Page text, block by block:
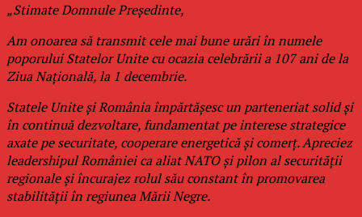
„Stimate Domnule Președinte,
Am onoarea să transmit cele mai bune urări în numele
poporului Statelor Unite cu ocazia celebrării a 107 ani de la
Ziua Națională, la 1 decembrie.
Statele Unite și România împărtășesc un parteneriat solid și
în continuă dezvoltare, fundamentat pe interese strategice
axate pe securitate, cooperare energetică și comerț. Apreciez
leadershipul României ca aliat NATO și pilon al securității
regionale și încurajez rolul său constant în promovarea
stabilității în regiunea Mării Negre.